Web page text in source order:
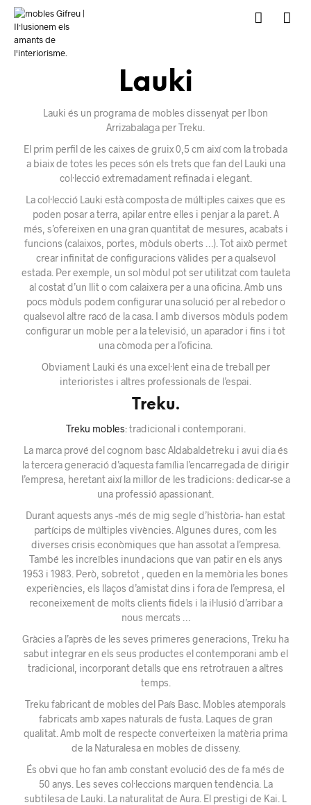
Lauki
Lauki és un programa de mobles dissenyat per Ibon
Arrizabalaga per Treku.
El prim perfil de les caixes de gruix0,5 cm aixícom la trobada
a biaix de totes les peces són els trets que fan del Lauki una
col·lecció extremadament refinada i elegant.
La col·lecció Lauki estàcomposta de múltiples caixes que es
poden posar a terra, apilar entre elles i penjar a la paret. A
més, s’ofereixen en una gran quantitat de mesures, acabats i
funcions (calaixos , portes , mòduls oberts ). Tot això permet
crear infinitat de configuracions vàlides per a qualsevol
estada. Per exemple , un sol mòdul pot ser utilitzat com tauleta
al costat d’un llit o com calaixera per a una oficina. Amb uns
pocs mòduls podem configurar una solució per al rebedor o
qualsevol altre racó de la casa. I amb diversos mòduls podem
configurar un moble per a latelevisió, un aparador i fins i tot
unacòmoda per a l’oficina
Obviament Lauki és una excel·lent eina de treball per
interioristes i altres professionals de l’espai.
Treku.
Treku mobles: tradicional i contemporani.
La marca prové del cognom basc Aldabaldetreku i avui dia és
la tercera generació d’aquesta família l’encarregada de dirigir
l’empresa, heretant així la millor de les tradicions: dedicar-se a
una professió apassionant.
Durant aquests anys -més de mig segle d’història- han estat
partícips de múltiples vivències. Algunes dures, com les
diverses crisis econòmiques que han assotat a l’empresa.
També les increïbles inundacions que van patir en els anys
1953 i 1983. Però, sobretot , queden en la memòria les bones
experiències, els llaços d’amistat dins i fora de l’empresa, el
reconeixement de molts clients fidels i la il·lusió d’arribar a
nous mercats …
Gràcies a l’après de les seves primeres generacions, Treku ha
sabut integrar en els seus productes el contemporani amb el
tradicional, incorporant detalls que ens retrotrauen a altres
temps.
Treku fabricant de mobles del País Basc. Mobles atemporals
fabricats amb xapes naturals de fusta. Laques de gran
qualitat. Amb molt de respecte converteixen la matèria prima
de la Naturalesa en mobles de disseny.
És obvi que ho fan amb constant evolució des de fa més de
50 anys. Les seves col·leccions marquen tendència. La
subtilesa de Lauki. La naturalitat de Aura. El prestigi de Kai. L